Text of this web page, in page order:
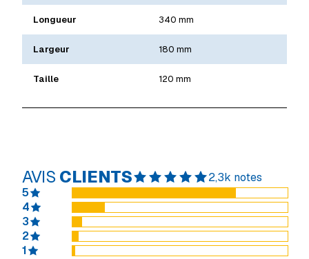
Longueur 340 mm
Largeur 180 mm
Taille 120 mm
AVIS CLIENTS
2,3k notes
5
4
3
2
1